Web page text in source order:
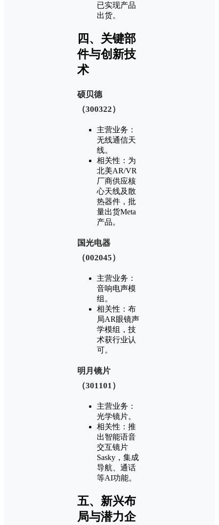
已实现产品
出货‌。
‌四、关键部
件与创新技
术‌
‌硕贝德
（300322）‌
‌主营业务‌：
无线通信天
线‌。
‌相关性‌：为
北美AR/VR
厂商供应核
心天线及散
热器件，批
量出货Meta
产品‌。
‌国光电器
（002045）‌
‌主营业务‌：
音响电声模
组‌。
‌相关性‌：布
局AR眼镜声
学模组，技
术获行业认
可‌。
‌明月镜片
（301101）‌
‌主营业务‌：
光学镜片‌。
‌相关性‌：推
出智能语音
交互镜片
Sasky，集成
导航、通话
等AI功能‌。
‌五、新兴布
局与潜力企